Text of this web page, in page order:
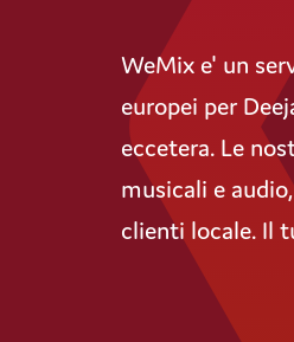
WeMix e' un
europei per
eccetera. Le
musicali e
clienti locale. Il